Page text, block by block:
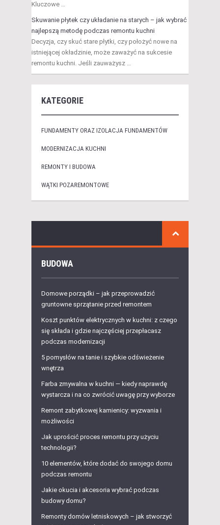
Kluczowe …
Skuwanie płytek czy układanie na starych – jak wybrać
najlepszą metodę podczas remontu kuchni
Decyzja, czy skuć stare płytki, czy położyć nowe na
istniejącej okładzinie, może zaważyć na sukcesie
remontu kuchni. Jeśli zauważysz …
KATEGORIE
FUNDAMENTY ORAZ IZOLACJA FUNDAMENTÓW
MODERNIZACJA KUCHNI
REMONTY I BUDOWA
WĄTKI POZAREMONTOWE
BUDOWA
Domowe porządki – jak przeprowadzić
gruntowne sprzątanie przed remontem
Koszt punktów elektrycznych w kuchni: z czego
się składa i gdzie najczęściej przepłacasz
podczas modernizacji
5 pomysłów na tanie i szybkie odświeżenie
wnętrza
Farba zmywalna w kuchni — kiedy naprawdę
wystarcza i na co zwrócić uwagę przy wyborze
Remont zabytkowej kamienicy: wyzwania i
możliwości
Jak uprościć proces remontu przy użyciu
technologii?
10 elementów, które dodać do swojego domu
podczas remontu
Jakie okucia i akcesoria wybrać podczas
budowy domu?
Remonty domów letniskowych – jak stworzyć